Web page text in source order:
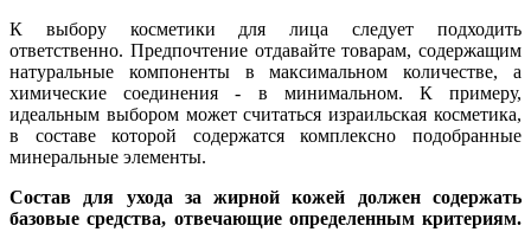
К выбору косметики для лица следует подходить
ответственно. Предпочтение отдавайте товарам, содержащим
натуральные компоненты в максимальном количестве, а
химические соединения - в минимальном. К примеру,
идеальным выбором может считаться израильская косметика,
в составе которой содержатся комплексно подобранные
минеральные элементы.
Состав для ухода за жирной кожей должен содержать
базовые средства, отвечающие определенным критериям.